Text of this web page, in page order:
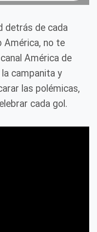
detrás de cada
América, no te
América de
campanita y
las polémicas,
cada gol.